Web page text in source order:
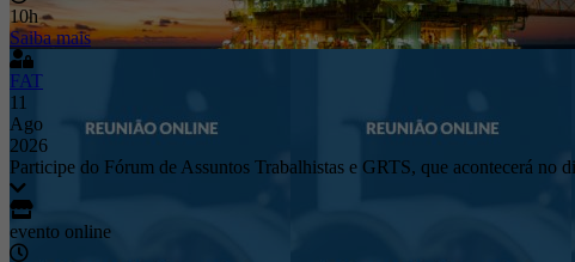
10h
Saiba mais
FAT
11
Ago
2026
Participe do Fórum de Assuntos Trabalhistas e GRTS, que acontecerá no
evento online